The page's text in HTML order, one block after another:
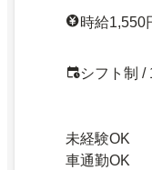
時給1,550
シフト制 /
未経験OK
車通勤OK